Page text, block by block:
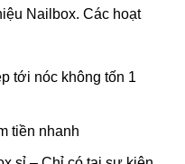
Nailbox. Các hoạt
tới nóc không tốn 1
tiền nhanh